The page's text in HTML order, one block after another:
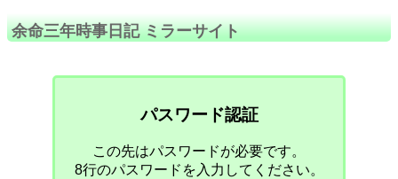
余命三年時事日記 ミラーサイト
パスワード認証
この先はパスワードが必要です。
8行のパスワードを入力してください。